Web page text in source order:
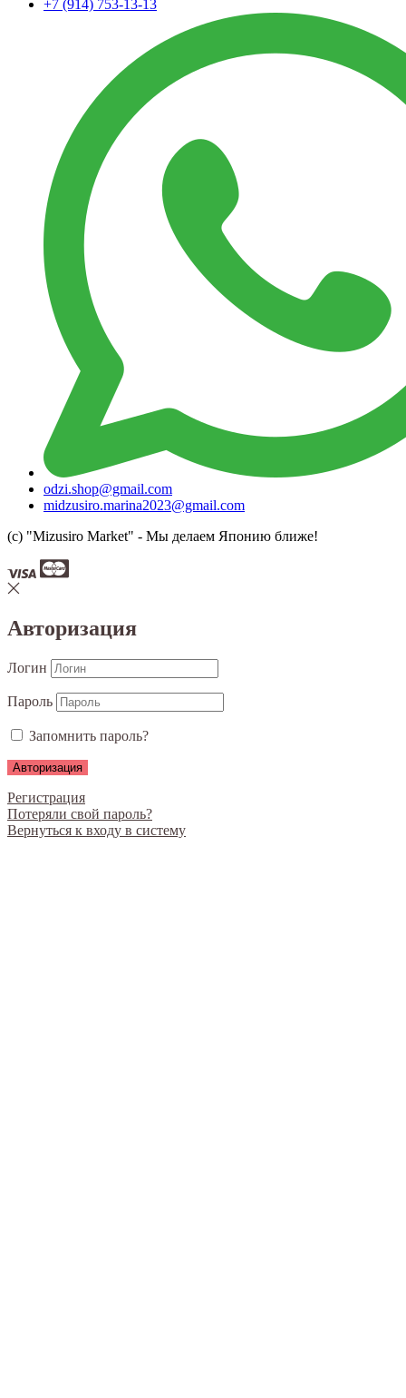
+7 (914) 753-13-13
odzi.shop@gmail.com
midzusiro.marina2023@gmail.com
(c) "Mizusiro Market" - Мы делаем Японию ближе!
Авторизация
Логин
Пароль
Запомнить пароль?
Регистрация
Потеряли свой пароль?
Вернуться к входу в систему